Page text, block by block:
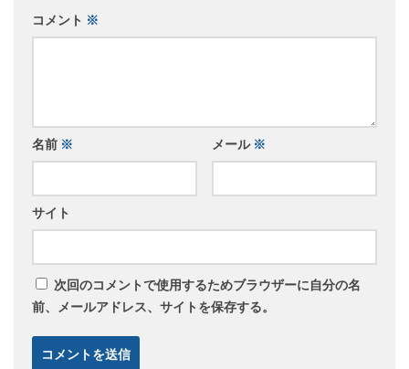
コメント ※
名前 ※ メール ※
サイト
次回のコメントで使用するためブラウザーに自分の名
前、メールアドレス、サイトを保存する。